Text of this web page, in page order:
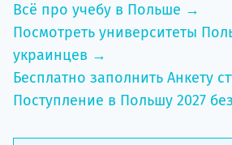
Всё про учебу в Польше →
Посмотреть университеты
украинцев →
Бесплатно заполнить Анкету
Поступление в Польшу 2027